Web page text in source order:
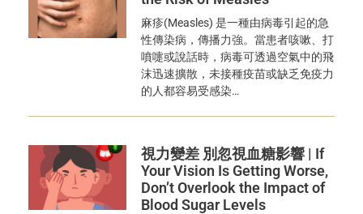
麻疹(Measles) 是一種由病毒引起的急
性傳染病，傳播力強。當患者咳嗽、打
噴嚏或說話時，病毒可透過空氣中的飛
沫迅速擴散，未接種疫苗或缺乏免疫力
的人都容易受感染…
視力變差 別忽視血糖影響 | If
Your Vision Is Getting Worse,
Don’t Overlook the Impact of
Blood Sugar Levels